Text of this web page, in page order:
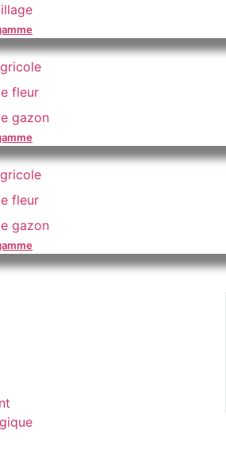
fleur
gazon
fleur
gazon